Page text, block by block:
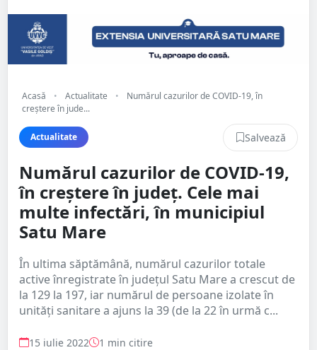
Acasă • Actualitate •
Numărul cazurilor de COVID-19, în
creștere în jude...
Actualitate Salvează
Numărul cazurilor de COVID-19,
în creștere în județ. Cele mai
multe infectări, în municipiul
Satu Mare
În ultima săptămână, numărul cazurilor totale
active înregistrate în județul Satu Mare a crescut de
la 129 la 197, iar numărul de persoane izolate în
unități sanitare a ajuns la 39 (de la 22 în urmă c...
15 iulie 2022 1 min citire